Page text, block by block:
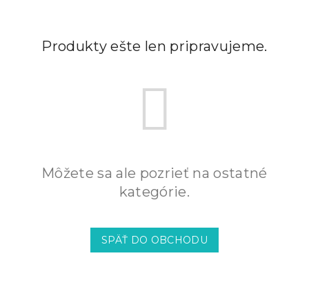
Produkty ešte len pripravujeme.
Môžete sa ale pozrieť na ostatné
kategórie.
SPÄŤ DO OBCHODU